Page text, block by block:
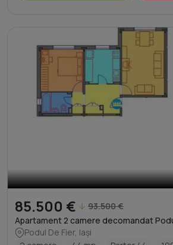
85.500 €
93.500 €
Apartament 2 camere decomandat
Podul De Fier, Iași